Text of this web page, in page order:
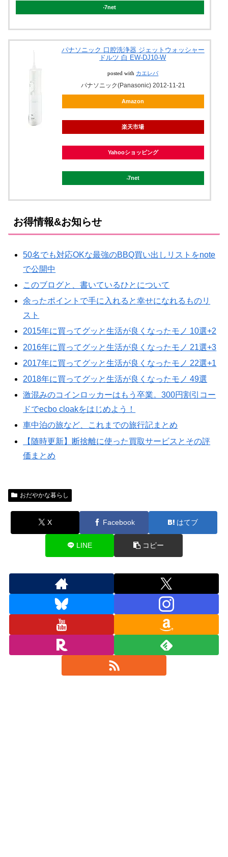
7net
パナソニック 口腔洗浄器 ジェットウォッシャー
ドルツ 白 EW-DJ10-W
posted with カエレバ
パナソニック(Panasonic) 2012-11-21
Amazon
楽天市場
Yahooショッピング
7net
お得情報&お知らせ
50名でも対応OKな最強のBBQ買い出しリストをnote
で公開中
このブログと、書いているひとについて
余ったポイントで手に入れると幸せになれるものリ
スト
2015年に買ってグッと生活が良くなったモノ 10選+2
2016年に買ってグッと生活が良くなったモノ 21選+3
2017年に買ってグッと生活が良くなったモノ 22選+1
2018年に買ってグッと生活が良くなったモノ 49選
激混みのコインロッカーはもう卒業。300円割引コー
ドでecbo cloakをはじめよう！
車中泊の旅など、これまでの旅行記まとめ
【随時更新】断捨離に使った買取サービスとその評
価まとめ
おだやかな暮らし
X Facebook はてブ
LINE コピー